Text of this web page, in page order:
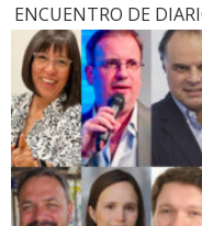
ENCUENTRO DE